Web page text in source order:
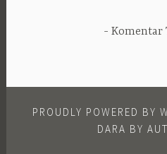
Komentar
PROUDLY POWERED BY
DARA BY